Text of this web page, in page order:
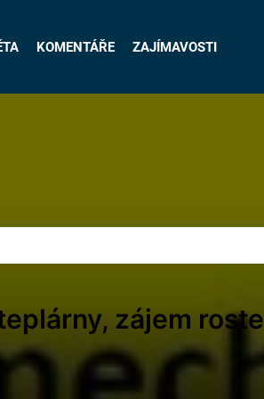
KOMENTÁŘE ZAJÍMAVOSTI
zájem roste